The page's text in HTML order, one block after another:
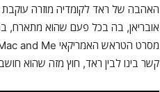
האהבה של ראד לקומדיה מוזרה עוקבת
אובריאן, בה בכל פעם שהוא מתארח,
קשר בינו לבין ראד, חוץ מזה שהוא